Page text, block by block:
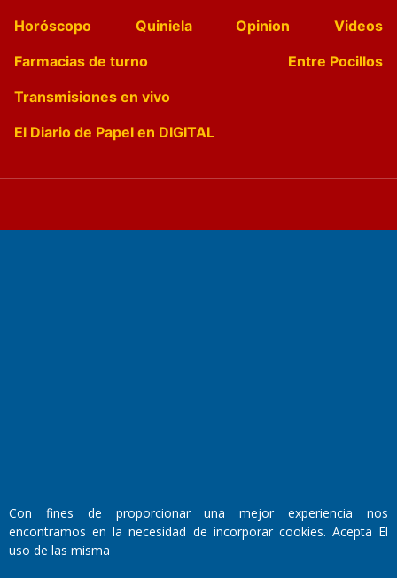
Horóscopo
Quiniela Opinion
Videos
Farmacias de turno
Entre Pocillos
Transmisiones en vivo
El Diario de Papel en DIGITAL
Domicilio Legal: José Ingenieros 855,
Con fines de proporcionar una mejor experiencia nos
encontramos en la necesidad de incorporar cookies. Acepta El
uso de las misma